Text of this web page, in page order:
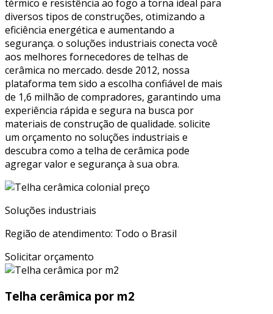
térmico e resistência ao fogo a torna ideal para
diversos tipos de construções, otimizando a
eficiência energética e aumentando a
segurança. o soluções industriais conecta você
aos melhores fornecedores de telhas de
cerâmica no mercado. desde 2012, nossa
plataforma tem sido a escolha confiável de mais
de 1,6 milhão de compradores, garantindo uma
experiência rápida e segura na busca por
materiais de construção de qualidade. solicite
um orçamento no soluções industriais e
descubra como a telha de cerâmica pode
agregar valor e segurança à sua obra.
Soluções industriais
Região de atendimento: Todo o Brasil
Solicitar orçamento
Telha cerâmica por m2